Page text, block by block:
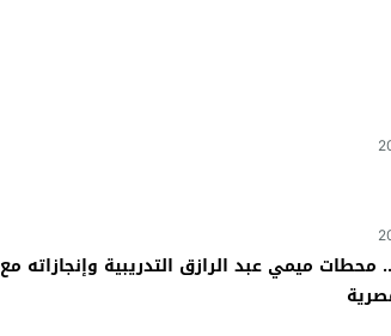
محطات ميمي عبد الرازق التدريبية وإنجازاته مع